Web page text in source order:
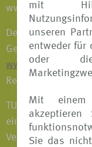
mit
unseren
entweder für
oder
Mit
Sie das
Der
Gewerbeordnung
Registernummer
TUI Deutschland
eine Beratung an
Vermittlung eines